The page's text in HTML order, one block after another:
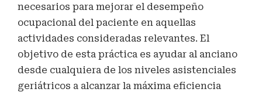
necesarios para mejorar el desempeño
ocupacional del paciente en aquellas
actividades consideradas relevantes. El
objetivo de esta práctica es ayudar al anciano
desde cualquiera de los niveles asistenciales
geriátricos a alcanzar la máxima eficiencia